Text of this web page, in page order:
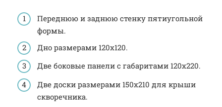
Переднюю и заднюю стенку пятиугольной
формы.
Дно размерами 120х120.
Две боковые панели с габаритами 120х220.
Две доски размерами 150х210 для крыши
скворечника.